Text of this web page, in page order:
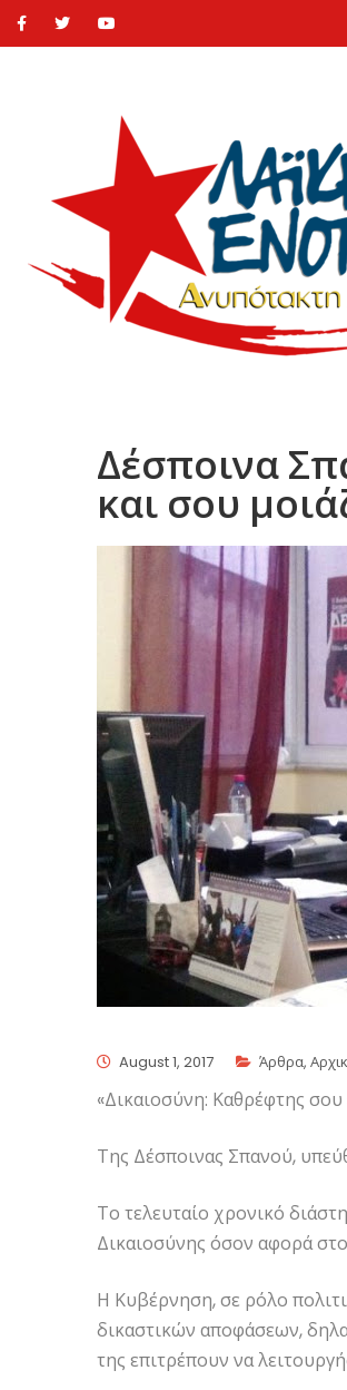
Δέσποινα
και σου
August 1, 2017 Άρθρα,
«Δικαιοσύνη: Καθρέφτης
Της Δέσποινας Σπανού,
Το τελευταίο χρονικό
Δικαιοσύνης όσον αφορά
Η Κυβέρνηση, σε ρόλο
δικαστικών αποφάσεων,
της επιτρέπουν να